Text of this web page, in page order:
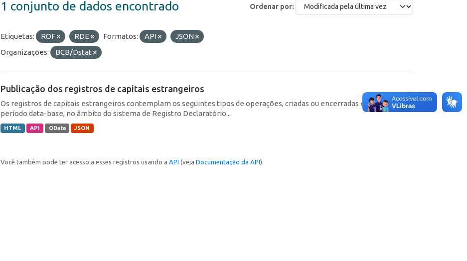
Ordenar por
1 conjunto de dados encontrado
Etiquetas: ROF RDE Formatos: API
JSON
Organizações:
BCB/Dstat
Publicação dos registros de capitais estrangeiros
Os registros de capitais estrangeiros contemplam os seguintes tipos de operações, criadas ou encerradas em cada
período data-base, no âmbito do sistema de Registro Declaratório...
HTML API OData JSON
Você também pode ter acesso a esses registros usando a API (veja Documentação da API).